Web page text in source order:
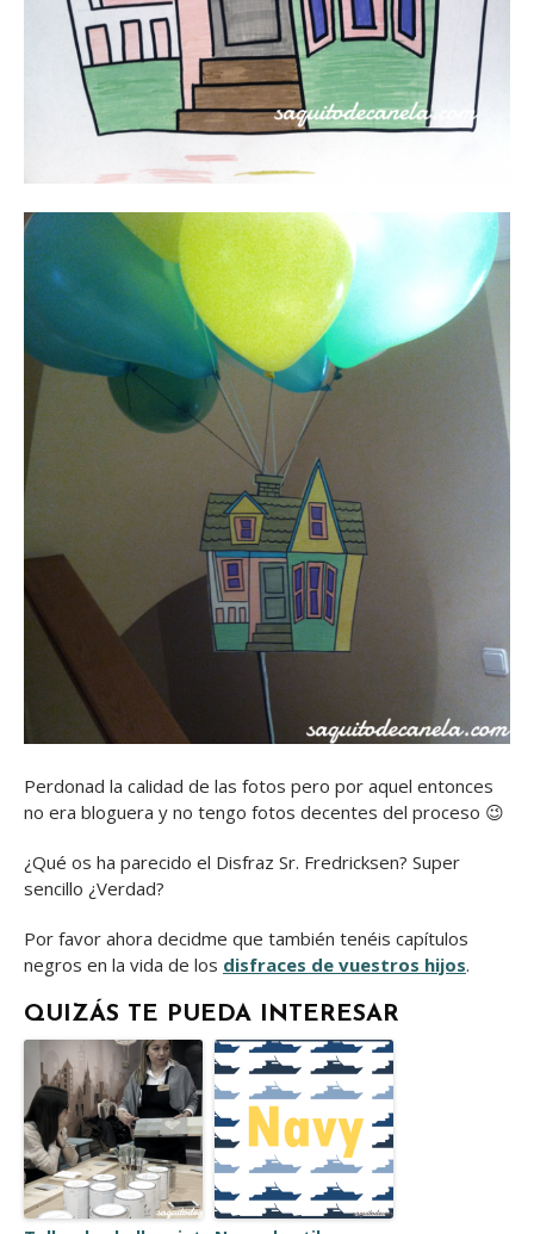
Perdonad la calidad de las fotos pero por aquel entonces
no era bloguera y no tengo fotos decentes del proceso 😉
¿Qué os ha parecido el Disfraz Sr. Fredricksen? Super
sencillo ¿Verdad?
Por favor ahora decidme que también tenéis capítulos
negros en la vida de los disfraces de vuestros hijos.
QUIZÁS TE PUEDA INTERESAR